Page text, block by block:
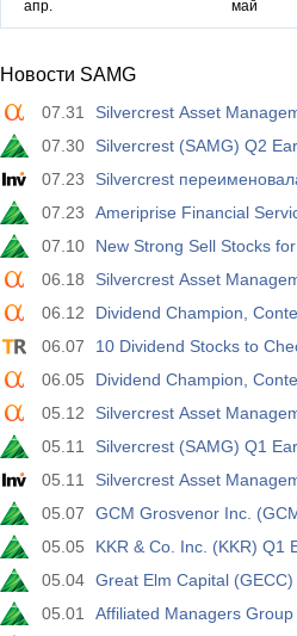
Новости SAMG
07.31
Silvercrest Asset
07.30
Silvercrest (SAMG) Q2
07.23
Silvercrest
07.23
Ameriprise Financial
07.10
New Strong Sell Stocks
06.18
Silvercrest Asset
06.12
Dividend Champion,
06.07
10 Dividend Stocks to
06.05
Dividend Champion,
05.12
Silvercrest Asset
05.11
Silvercrest (SAMG) Q1
05.11
Silvercrest Asset
05.07
GCM Grosvenor Inc.
05.05
KKR & Co. Inc. (KKR) Q1
05.04 Great Elm Capital
05.01
Affiliated Managers